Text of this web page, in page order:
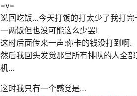
=v=
说回吃饭…今天打饭的打太少了我打
一两饭但也没可能这么少罢!
这时后面传来一声:你卡的钱没打到啊.
然后我回头发觉那里所有排队的人全
机…
这时我只有一个感觉是…